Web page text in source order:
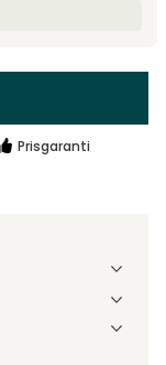
Prisgaranti
själv i kassan